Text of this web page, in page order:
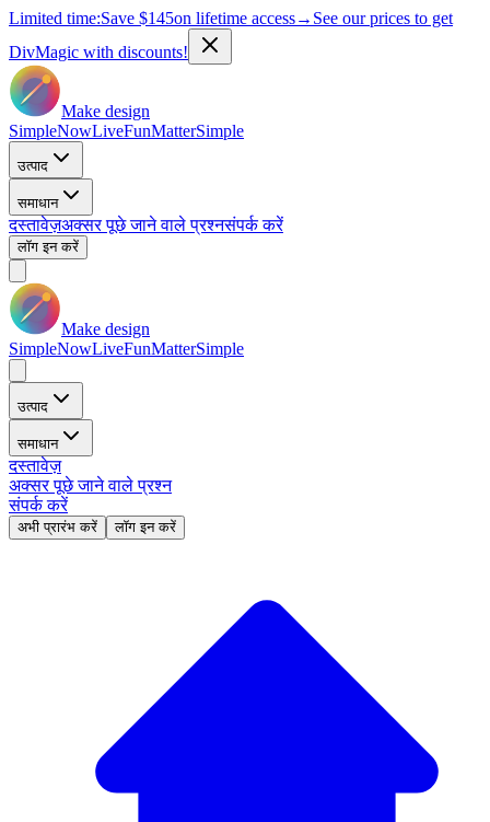
Limited time:Save $145on lifetime access→ See our prices to get
DivMagic with discounts!
Make design
SimpleNowLiveFunMatterSimple
उत्पाद
समाधान
दस्तावेज़अक्सर पूछे जाने वाले प्रश्नसंपर्क करें
लॉग इन करें
Make design
SimpleNowLiveFunMatterSimple
उत्पाद
समाधान
दस्तावेज़
अक्सर पूछे जाने वाले प्रश्न
संपर्क करें
अभी प्रारंभ करें लॉग इन करें